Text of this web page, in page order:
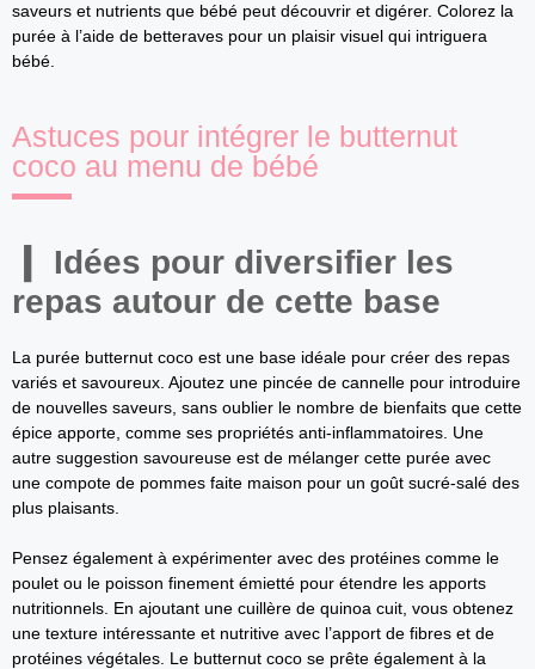
saveurs et nutrients que bébé peut découvrir et digérer. Colorez la
purée à l’aide de betteraves pour un plaisir visuel qui intriguera
bébé.
Astuces pour intégrer le butternut
coco au menu de bébé
Idées pour diversifier les
repas autour de cette base
La purée butternut coco est une base idéale pour créer des repas
variés et savoureux. Ajoutez une pincée de cannelle pour introduire
de nouvelles saveurs, sans oublier le nombre de bienfaits que cette
épice apporte, comme ses propriétés anti-inflammatoires. Une
autre suggestion savoureuse est de mélanger cette purée avec
une compote de pommes faite maison pour un goût sucré-salé des
plus plaisants.
Pensez également à expérimenter avec des protéines comme le
poulet ou le poisson finement émietté pour étendre les apports
nutritionnels. En ajoutant une cuillère de quinoa cuit, vous obtenez
une texture intéressante et nutritive avec l’apport de fibres et de
protéines végétales. Le butternut coco se prête également à la